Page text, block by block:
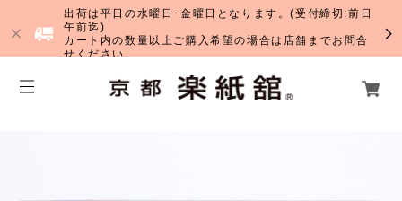
出荷は平日の水曜日･金曜日となります。(受付締切:前日
午前迄)
カート内の数量以上ご購入希望の場合は店舗までお問合
せください。